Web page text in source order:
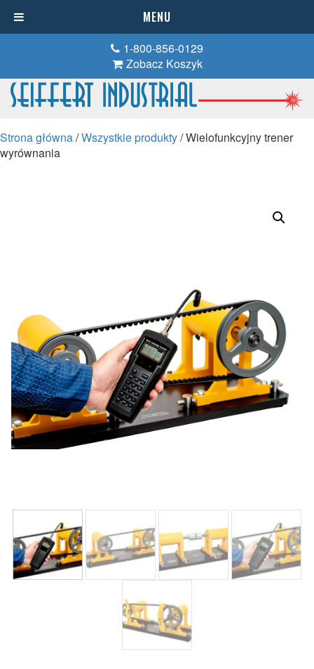
1-800-856-0129
Zobacz Koszyk
Strona główna/Wszystkie produkty/ Wielofunkcyjny trener
wyrównania
MENU